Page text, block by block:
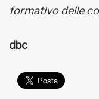
formativo delle
dbc